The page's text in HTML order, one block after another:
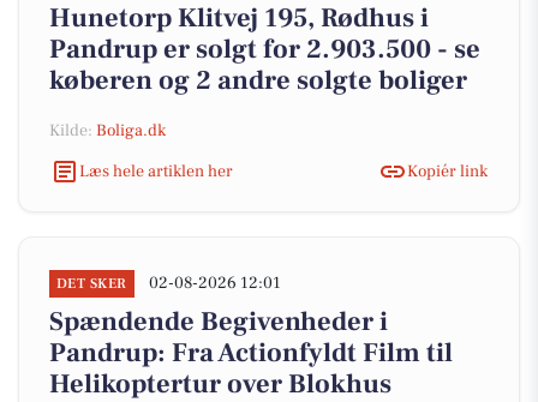
Hunetorp Klitvej 195, Rødhus i
Pandrup er solgt for 2.903.500 - se
køberen og 2 andre solgte boliger
Kilde: Boliga.dk
Læs hele artiklen her
Kopiér link
DET SKER 02-08-2026 12:01
Spændende Begivenheder i
Pandrup: Fra Actionfyldt Film til
Helikoptertur over Blokhus